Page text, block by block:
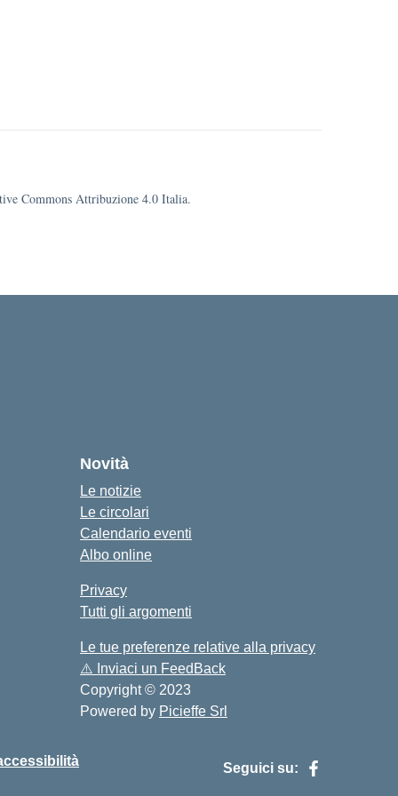
Commons Attribuzione 4.0 Italia.
Novità
Le notizie
Le circolari
Calendario eventi
Albo online
Privacy
Tutti gli argomenti
Le tue preferenze relative alla privacy
⚠️ Inviaci un FeedBack
Copyright © 2023
Powered by Picieffe Srl
Seguici su: